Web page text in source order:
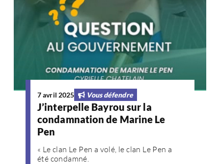
7 avril 2025 Vous défendre
J’interpelle Bayrou sur la
condamnation de Marine Le
Pen
« Le clan Le Pen a volé, le clan Le Pen a
été condamné.